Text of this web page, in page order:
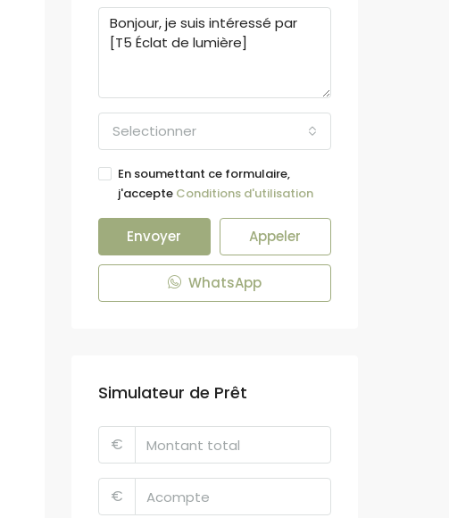
Selectionner
En soumettant ce formulaire,
j'accepte Conditions d'utilisation
Envoyer Appeler
WhatsApp
Simulateur de Prêt
€
€